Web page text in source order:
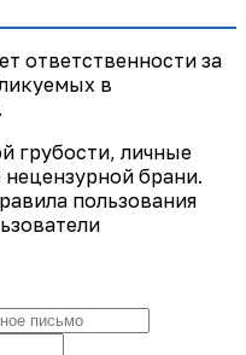
ответственности за
в
грубости, личные
брани.
пользования